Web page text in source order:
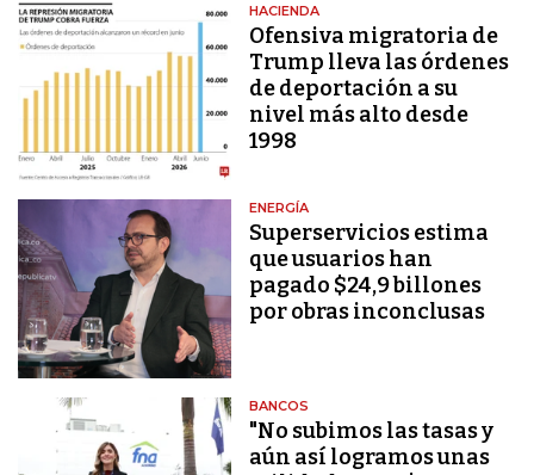
HACIENDA
Ofensiva migratoria de
Trump lleva las órdenes
de deportación a su
nivel más alto desde
1998
ENERGÍA
Superservicios estima
que usuarios han
pagado $24,9 billones
por obras inconclusas
BANCOS
"No subimos las tasas y
aún así logramos unas